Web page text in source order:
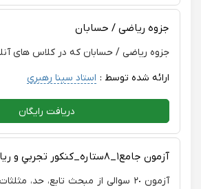
جزوه ریاضی / حسابان
جزوه ریاضی / حسابان که در کلاس های
ارائه شده توسط : استاد سینا رهبری
دریافت رایگان
آزمون جامع١_٨ستاره_كنكور تجربي و رياضي
آزمون ٢٠ سوالی از مبحث تابع، حد،